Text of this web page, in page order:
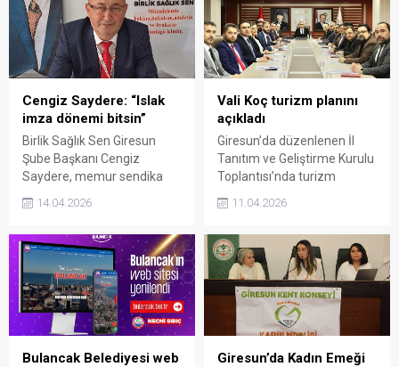
güvenli toplum için ortak
mücadele çağrısı yaptı.
Cengiz Saydere: “Islak
imza dönemi bitsin”
Birlik Sağlık Sen Giresun
Şube Başkanı Cengiz
Saydere, memur sendika
imza ile yürütülmesine sert
Devlet üzerinden sendika
üyeliği yapılmasının önünün
açılması gerektiğini
vurguladı.
14.04.2026
Vali Koç turizm planını
açıkladı
Giresun’da düzenlenen İl
Tanıtım ve Geliştirme Kurulu
Toplantısı’nda turizm
yönelik kapsamlı bir yol
Toplantıda, şehrin dijital
görünürlüğünden
gastronomi projelerine
kadar birçok başlıkta kritik
kararlar ele alındı.
11.04.2026
Bulancak Belediyesi web
Giresun’da Kadın Emeği